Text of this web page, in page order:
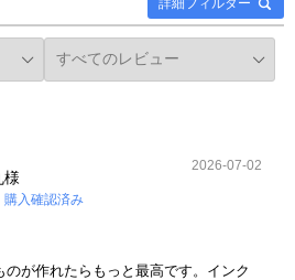
様
購入確認済み
2026-07-02
のが作れたらもっと最高です。インク